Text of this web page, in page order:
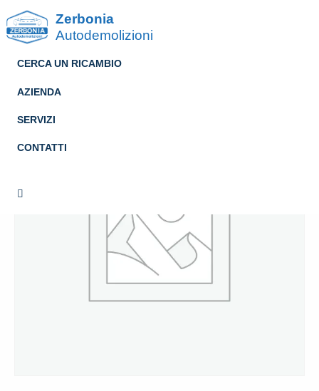
Zerbonia
Autodemolizioni
CERCA UN RICAMBIO
AZIENDA
SERVIZI
CONTATTI